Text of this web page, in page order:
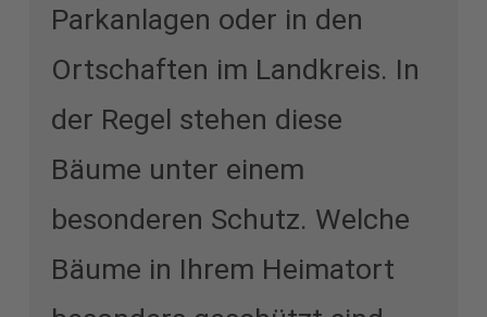
Parkanlagen oder in den
Ortschaften im Landkreis. In
der Regel stehen diese
Bäume unter einem
besonderen Schutz. Welche
Bäume in Ihrem Heimatort